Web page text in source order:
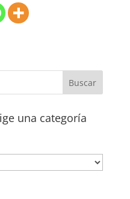
una categoría